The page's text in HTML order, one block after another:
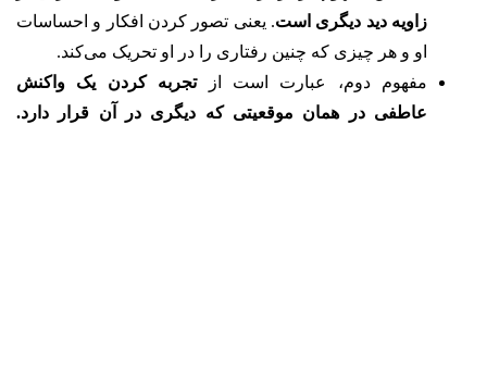
زاویه دید دیگری است. یعنی تصور کردن افکار و احساسات
او و هر چیزی که چنین رفتاری را در او تحریک می‌کند.
مفهوم دوم، عبارت است ازتجربه کردن یک واکنش
عاطفی در همان موقعیتی که دیگری در آن قرار دارد.